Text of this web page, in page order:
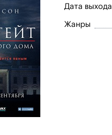
Дата выхода
Жанры